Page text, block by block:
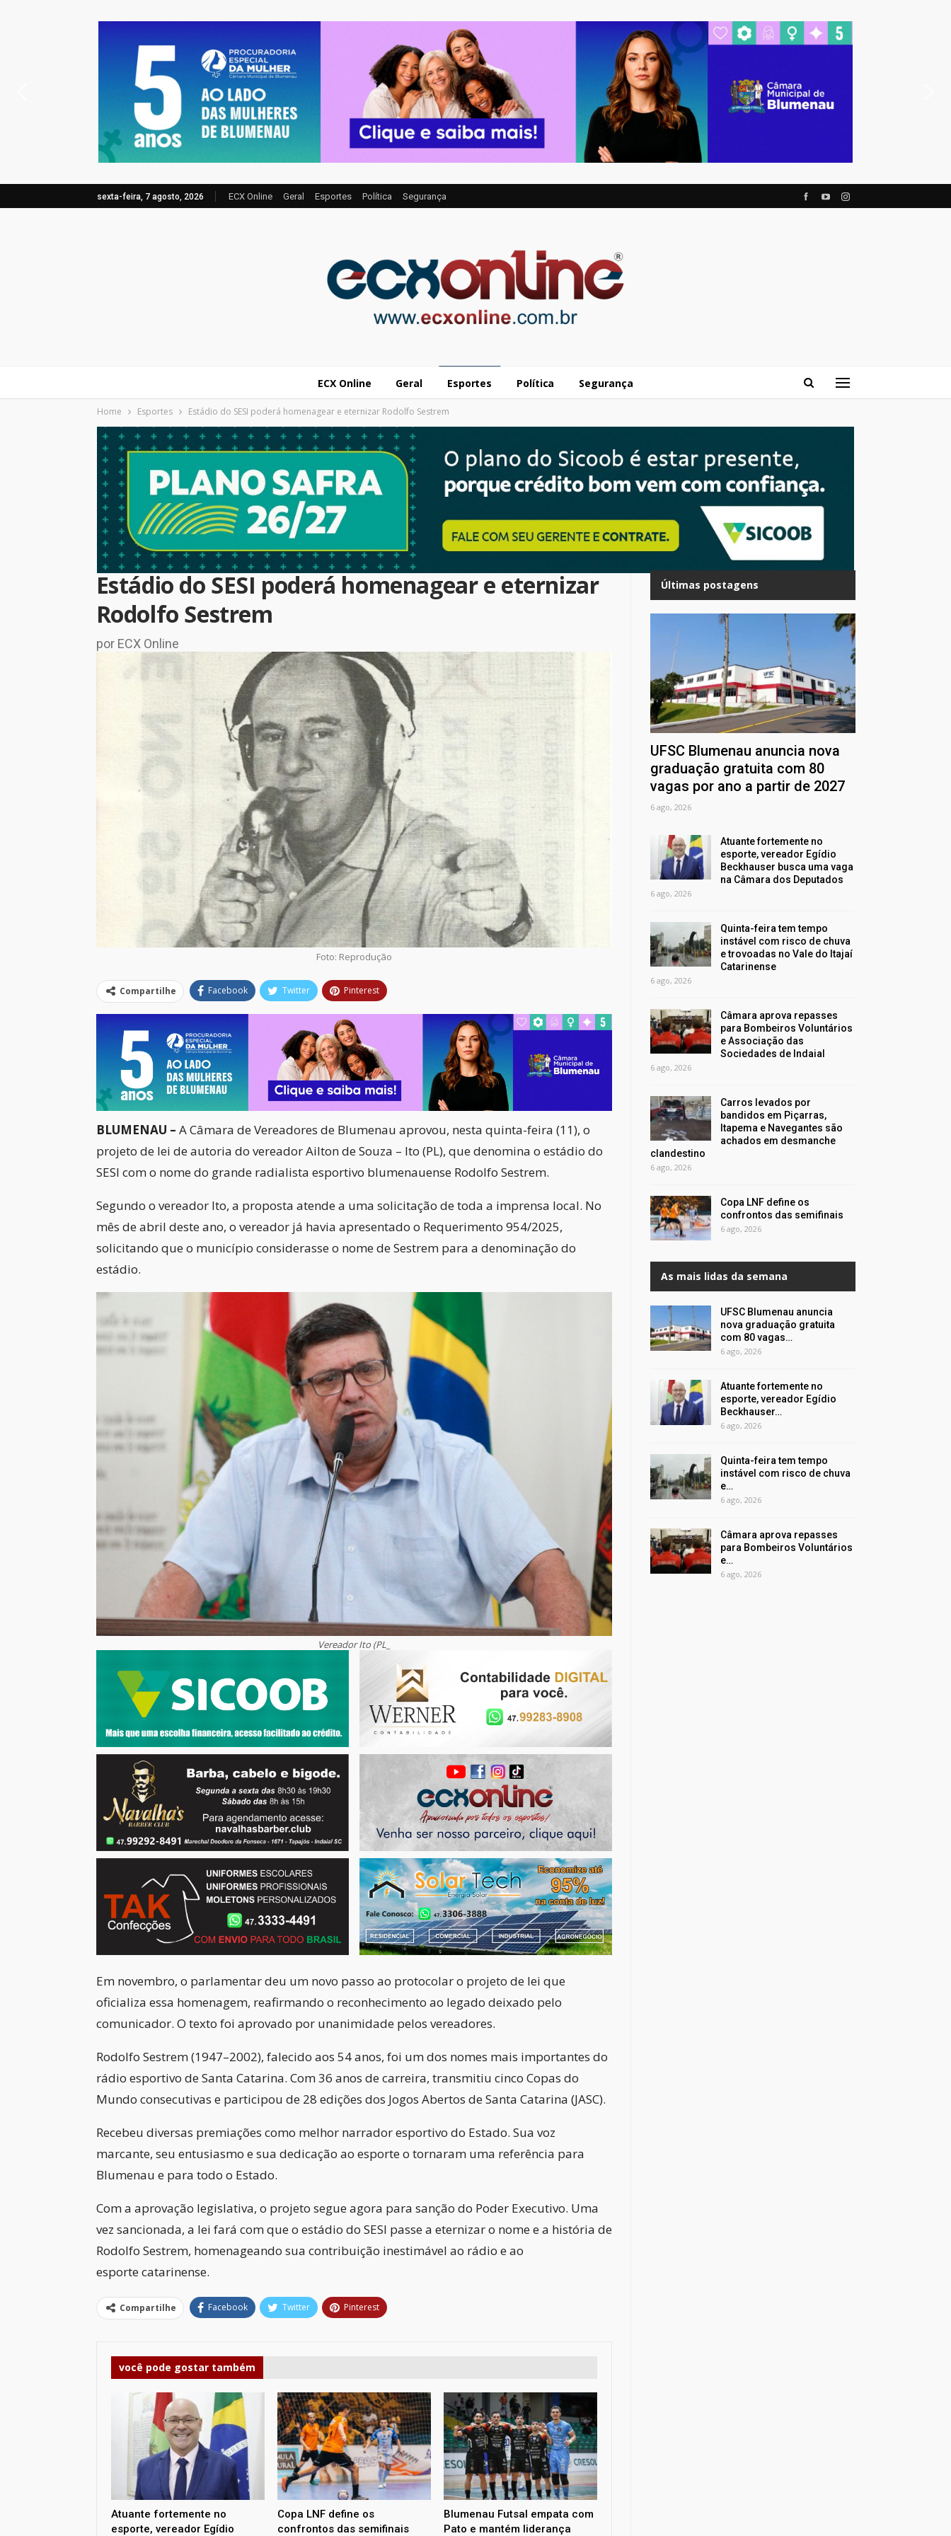
sexta-feira, 7 agosto, 2026 ECX Online Geral Esportes Política Segurança
ECX Online Geral Esportes Política Segurança
Home Esportes Estádio do SESI poderá homenagear e eternizar Rodolfo Sestrem
Estádio do SESI poderá homenagear e eternizar
Rodolfo Sestrem
por ECX Online
Foto: Reprodução
Compartilhe Facebook Twitter Pinterest
BLUMENAU – A Câmara de Vereadores de Blumenau aprovou, nesta quinta-feira (11), o
projeto de lei de autoria do vereador Ailton de Souza – Ito (PL), que denomina o estádio do
SESI com o nome do grande radialista esportivo blumenauense Rodolfo Sestrem.
Segundo o vereador Ito, a proposta atende a uma solicitação de toda a imprensa local. No
mês de abril deste ano, o vereador já havia apresentado o Requerimento 954/2025,
solicitando que o município considerasse o nome de Sestrem para a denominação do
estádio.
Vereador Ito (PL_
Em novembro, o parlamentar deu um novo passo ao protocolar o projeto de lei que
oficializa essa homenagem, reafirmando o reconhecimento ao legado deixado pelo
comunicador. O texto foi aprovado por unanimidade pelos vereadores.
Rodolfo Sestrem (1947–2002), falecido aos 54 anos, foi um dos nomes mais importantes do
rádio esportivo de Santa Catarina. Com 36 anos de carreira, transmitiu cinco Copas do
Mundo consecutivas e participou de 28 edições dos Jogos Abertos de Santa Catarina (JASC).
Recebeu diversas premiações como melhor narrador esportivo do Estado. Sua voz
marcante, seu entusiasmo e sua dedicação ao esporte o tornaram uma referência para
Blumenau e para todo o Estado.
Com a aprovação legislativa, o projeto segue agora para sanção do Poder Executivo. Uma
vez sancionada, a lei fará com que o estádio do SESI passe a eternizar o nome e a história de
Rodolfo Sestrem, homenageando sua contribuição inestimável ao rádio e ao
esporte catarinense.
Compartilhe Facebook Twitter Pinterest
você pode gostar também
Atuante fortemente no
esporte, vereador Egídio
Copa LNF define os
confrontos das semifinais
Blumenau Futsal empata com
Pato e mantém liderança
Últimas postagens
UFSC Blumenau anuncia nova
graduação gratuita com 80
vagas por ano a partir de 2027
6 ago, 2026
Atuante fortemente no
esporte, vereador Egídio
Beckhauser busca uma vaga
na Câmara dos Deputados
6 ago, 2026
Quinta-feira tem tempo
instável com risco de chuva
e trovoadas no Vale do Itajaí
Catarinense
6 ago, 2026
Câmara aprova repasses
para Bombeiros Voluntários
e Associação das
Sociedades de Indaial
6 ago, 2026
Carros levados por
bandidos em Piçarras,
Itapema e Navegantes são
achados em desmanche
clandestino
6 ago, 2026
Copa LNF define os
confrontos das semifinais
6 ago, 2026
As mais lidas da semana
UFSC Blumenau anuncia
nova graduação gratuita
com 80 vagas…
6 ago, 2026
Atuante fortemente no
esporte, vereador Egídio
Beckhauser…
6 ago, 2026
Quinta-feira tem tempo
instável com risco de chuva
e…
6 ago, 2026
Câmara aprova repasses
para Bombeiros Voluntários
e…
6 ago, 2026